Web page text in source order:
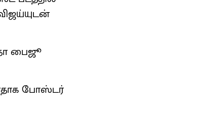
பைஜூ
போஸ்டர்